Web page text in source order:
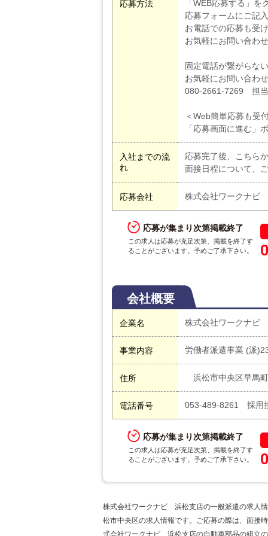
応募方法
「WEB応募する」を
応募フォームにご記
お電話での応募も受
お気軽にお問い合わ
固定電話が繋がらな
お気軽にお問い合わ
080-2661-7269 担
＜Web簡単応募も受
「応募画面に進む」
入社までの流
れ
応募完了後、こちら
面接日程について、
応募会社 株式会社ワークナビ
応募が集まり次第掲載終了
この求人は応募が充足次第、掲載を終了す
ることがございます。予めご了承下さい。
会社概要
企業名 株式会社ワークナビ
事業内容 労働者派遣事業 (派
住所 浜松市中央区早馬
電話番号 053-489-8261 採用
応募が集まり次第掲載終了
この求人は応募が充足次第、掲載を終了す
ることがございます。予めご了承下さい。
株式会社ワークナビ 浜松支店の一般派遣の求人
松市中央区の求人情報です。ご応募の際は、面接